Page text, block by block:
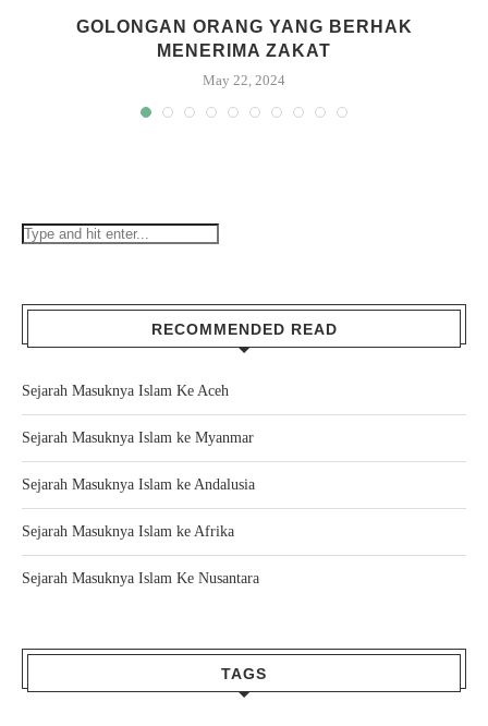
GOLONGAN ORANG YANG BERHAK
MENERIMA ZAKAT
May 22, 2024
RECOMMENDED READ
Sejarah Masuknya Islam Ke Aceh
Sejarah Masuknya Islam ke Myanmar
Sejarah Masuknya Islam ke Andalusia
Sejarah Masuknya Islam ke Afrika
Sejarah Masuknya Islam Ke Nusantara
TAGS